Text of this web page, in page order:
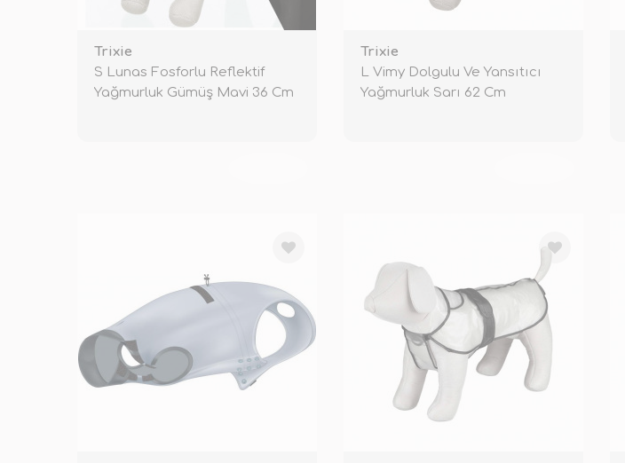
Trixie
S Lunas Fosforlu Reflektif
Yağmurluk Gümüş Mavi 36 Cm
Trixie
L Vimy Dolgulu Ve Yansıtıcı
Yağmurluk Sarı 62 Cm